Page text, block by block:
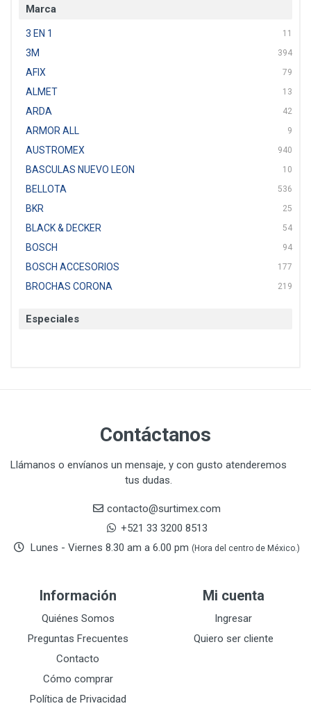
Marca
3 EN 1 11
3M 394
AFIX 79
ALMET 13
ARDA 42
ARMOR ALL 9
AUSTROMEX 940
BASCULAS NUEVO LEON 10
BELLOTA 536
BKR 25
BLACK & DECKER 54
BOSCH 94
BOSCH ACCESORIOS 177
BROCHAS CORONA 219
CAT
CRAFTSMAN 77
DEWALT ACCESORIOS
DEWALT HTA.MANUAL
DREMEL
E-Z WELD
EATON (COOPER-HARROW HARD)
EATON ROYER
Especiales
Contáctanos
Llámanos o envíanos un mensaje, y con gusto atenderemos
tus dudas.
contacto@surtimex.com
+521 33 3200 8513
Lunes - Viernes 8.30 am a 6.00 pm (Hora del centro de México.)
Información
Quiénes Somos
Preguntas Frecuentes
Contacto
Cómo comprar
Política de Privacidad
Mi cuenta
Ingresar
Quiero ser cliente